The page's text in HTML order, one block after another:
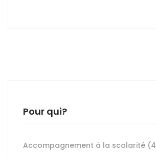
Pour qui?
Accompagnement à la scolarité